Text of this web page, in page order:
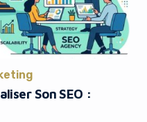
Son SEO :